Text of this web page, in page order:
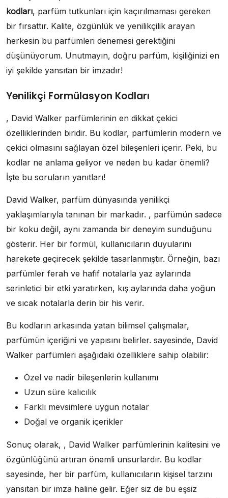
kodları, parfüm tutkunları için kaçırılmaması gereken
bir fırsattır. Kalite, özgünlük ve yenilikçilik arayan
herkesin bu parfümleri denemesi gerektiğini
düşünüyorum. Unutmayın, doğru parfüm, kişiliğinizi en
iyi şekilde yansıtan bir imzadır!
Yenilikçi Formülasyon Kodları
, David Walker parfümlerinin en dikkat çekici
özelliklerinden biridir. Bu kodlar, parfümlerin modern ve
çekici olmasını sağlayan özel bileşenleri içerir. Peki, bu
kodlar ne anlama geliyor ve neden bu kadar önemli?
İşte bu soruların yanıtları!
David Walker, parfüm dünyasında yenilikçi
yaklaşımlarıyla tanınan bir markadır. , parfümün sadece
bir koku değil, aynı zamanda bir deneyim sunduğunu
gösterir. Her bir formül, kullanıcıların duyularını
harekete geçirecek şekilde tasarlanmıştır. Örneğin, bazı
parfümler ferah ve hafif notalarla yaz aylarında
serinletici bir etki yaratırken, kış aylarında daha yoğun
ve sıcak notalarla derin bir his verir.
Bu kodların arkasında yatan bilimsel çalışmalar,
parfümün içeriğini ve yapısını belirler. sayesinde, David
Walker parfümleri aşağıdaki özelliklere sahip olabilir:
Özel ve nadir bileşenlerin kullanımı
Uzun süre kalıcılık
Farklı mevsimlere uygun notalar
Doğal ve organik içerikler
Sonuç olarak, , David Walker parfümlerinin kalitesini ve
özgünlüğünü artıran önemli unsurlardır. Bu kodlar
sayesinde, her bir parfüm, kullanıcıların kişisel tarzını
yansıtan bir imza haline gelir. Eğer siz de bu eşsiz